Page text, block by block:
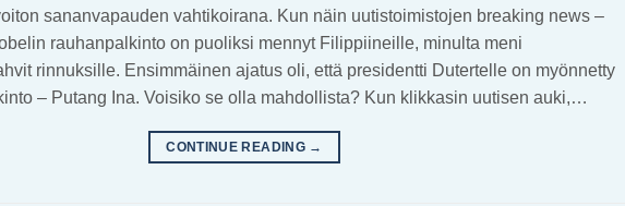
sananvapauden vahtikoirana. Kun näin uutistoimistojen breaking news –
rauhanpalkinto on puoliksi mennyt Filippiineille, minulta meni
rinnuksille. Ensimmäinen ajatus oli, että presidentti Dutertelle on myönnetty
– Putang Ina. Voisiko se olla mahdollista? Kun klikkasin uutisen auki,…
CONTINUE READING →